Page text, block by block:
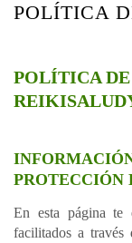
POLÍTICA
POLÍTICA
PROTECCIÓN
En esta página te
facilitados a